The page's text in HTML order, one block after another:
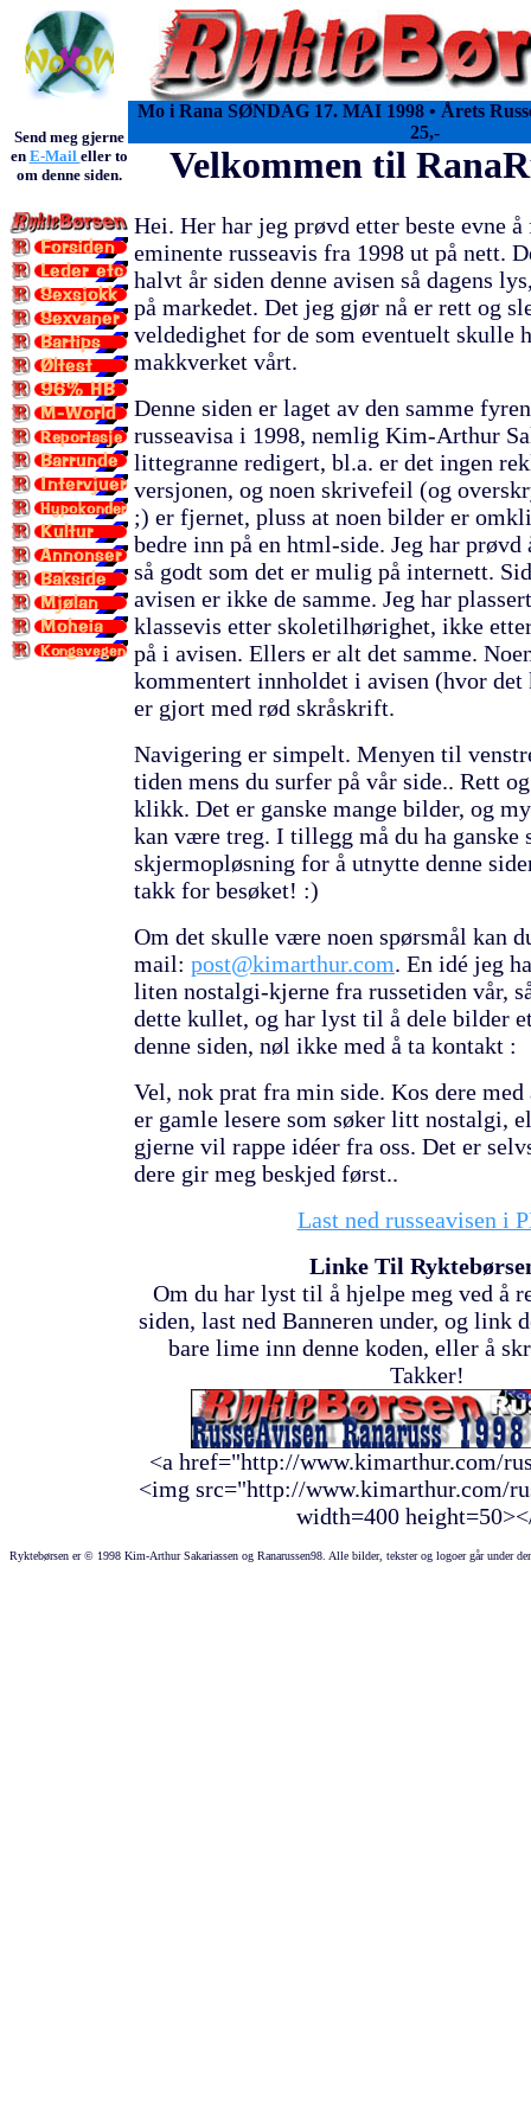
Send meg gjerne
en E-Mail eller to
om denne siden.
Mo i Rana SØNDAG 17. MAI 1998 • Årets
25,-
Velkommen til
Hei. Her har jeg prøvd etter beste evne
eminente russeavis fra 1998 ut på nett.
halvt år siden denne avisen så dagens
på markedet. Det jeg gjør nå er rett og
veldedighet for de som eventuelt skulle
makkverket vårt.
Denne siden er laget av den samme
russeavisa i 1998, nemlig Kim-Arthur
littegranne redigert, bl.a. er det ingen
versjonen, og noen skrivefeil (og
;) er fjernet, pluss at noen bilder er
bedre inn på en html-side. Jeg har prøvd
så godt som det er mulig på internett.
avisen er ikke de samme. Jeg har
klassevis etter skoletilhørighet, ikke
på i avisen. Ellers er alt det samme.
kommentert innholdet i avisen (hvor
er gjort med rød skråskrift.
Navigering er simpelt. Menyen til
tiden mens du surfer på vår side.. Rett
klikk. Det er ganske mange bilder, og
kan være treg. I tillegg må du ha ganske
skjermopløsning for å utnytte denne
takk for besøket! :)
Om det skulle være noen spørsmål kan
mail: post@kimarthur.com. En idé jeg
liten nostalgi-kjerne fra russetiden vår,
dette kullet, og har lyst til å dele bilder
denne siden, nøl ikke med å ta kontakt :
Vel, nok prat fra min side. Kos dere med
er gamle lesere som søker litt nostalgi,
gjerne vil rappe idéer fra oss. Det er
dere gir meg beskjed først..
Last ned russeavisen i
Linke Til
Om du har lyst til å hjelpe meg ved å
siden, last ned Banneren under, og link
bare lime inn denne koden, eller å
Takker!
<a href="http://www.kimarthur.com/
<img src="http://www.kimarthur.com/
width=400
Ryktebørsen er © 1998 Kim-Arthur Sakariassen og Ranarussen98. Alle bilder, tekster og logoer går under